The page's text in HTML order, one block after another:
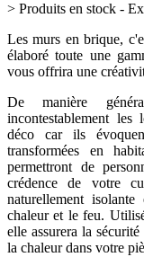
> Produits en stock -
Les murs en brique,
élaboré toute une
vous offrira une
De manière
incontestablement
déco car ils
transformées en
permettront de
crédence de votre
naturellement
chaleur et le feu.
elle assurera la
la chaleur dans votre